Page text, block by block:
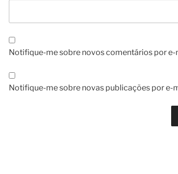
Notifique-me sobre novos comentários por e-
Notifique-me sobre novas publicações por e-